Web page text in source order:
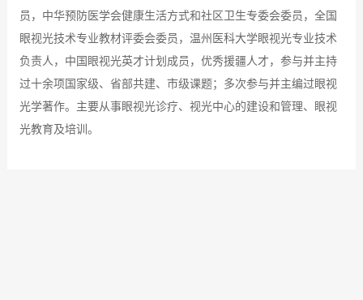
员，中华预防医学会健康生活方式和社区卫生专委会委员，全国
眼视光技术专业教材评委会委员，温州医科大学眼视光专业技术
负责人，中国眼视光英才计划成员，优秀援疆人才，参与并主持
过十余项国家级、省部共建、市级课题；多次参与并主编过眼视
光学著作。主要从事眼视光诊疗、视光中心的建设和管理、眼视
光教育及培训。